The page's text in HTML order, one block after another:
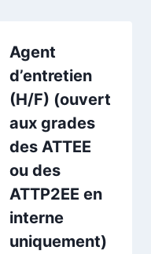
Agent
d’entretien
(H/F) (ouvert
aux grades
des ATTEE
ou des
ATTP2EE en
interne
uniquement)